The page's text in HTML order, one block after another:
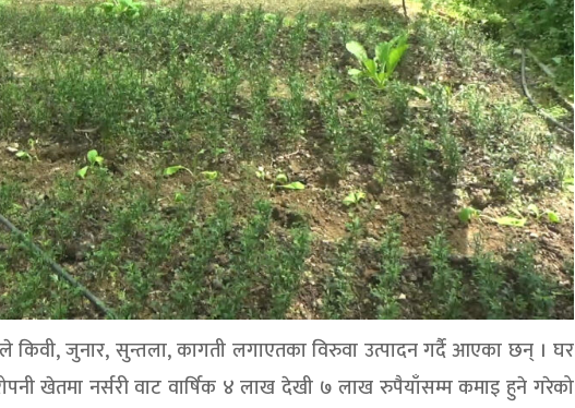
किवी, जुनार, सुन्तला, कागती लगाएतका विरुवा उत्पादन गर्दै आएका छन् । घर
खेतमा नर्सरी वाट वार्षिक ४ लाख देखी ७ लाख रुपैयाँसम्म कमाइ हुने गरेको